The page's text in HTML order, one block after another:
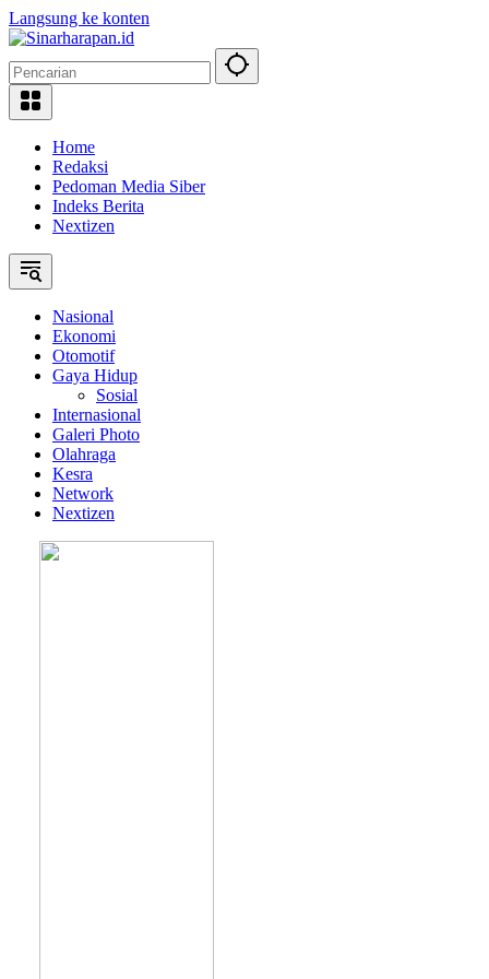
Langsung ke konten
Home
Redaksi
Pedoman Media Siber
Indeks Berita
Nextizen
Nasional
Ekonomi
Otomotif
Gaya Hidup
Sosial
Internasional
Galeri Photo
Olahraga
Kesra
Network
Nextizen